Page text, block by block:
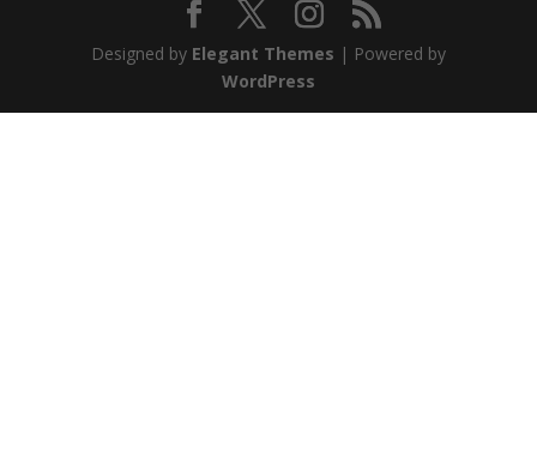
Designed by Elegant Themes | Powered by
WordPress